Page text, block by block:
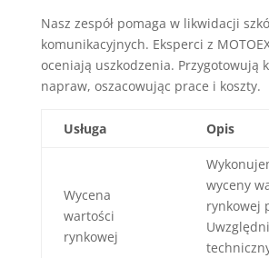
Nasz zespół pomaga w likwidacji
komunikacyjnych. Eksperci z
oceniają uszkodzenia. Przygotowują
napraw, oszacowując prace i koszty.
Usługa Opis
Wycena
wartości
rynkowej
wyceny
rynkowej